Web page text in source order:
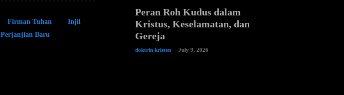
Firman Tuhan
Injil
Perjanjian Baru
Peran Roh Kudus dalam
Kristus, Keselamatan, dan
Gereja
doktrin kristen July 9, 2026